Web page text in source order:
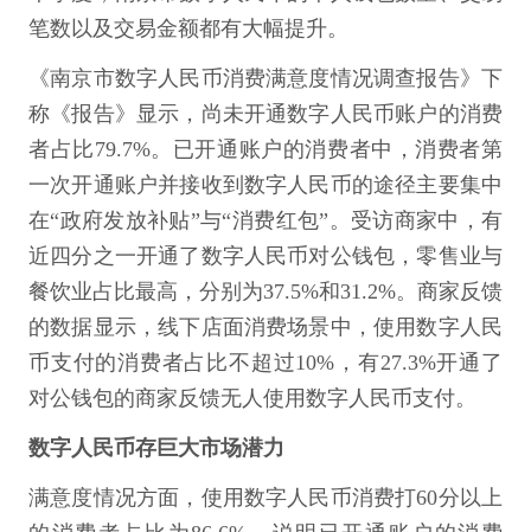
笔数以及交易金额都有大幅提升。
《南京市数字人民币消费满意度情况调查报告》下
称《报告》显示，尚未开通数字人民币账户的消费
者占比79.7%。已开通账户的消费者中，消费者第
一次开通账户并接收到数字人民币的途径主要集中
在“政府发放补贴”与“消费红包”。受访商家中，有
近四分之一开通了数字人民币对公钱包，零售业与
餐饮业占比最高，分别为37.5%和31.2%。商家反馈
的数据显示，线下店面消费场景中，使用数字人民
币支付的消费者占比不超过10%，有27.3%开通了
对公钱包的商家反馈无人使用数字人民币支付。
数字人民币存巨大市场潜力
满意度情况方面，使用数字人民币消费打60分以上